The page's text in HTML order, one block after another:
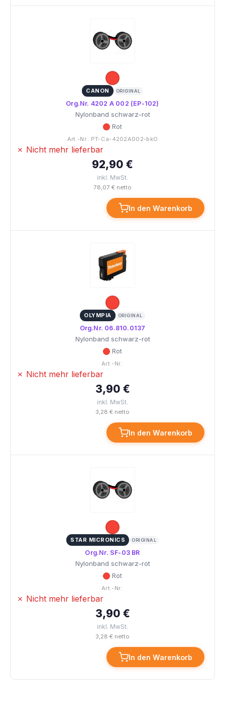
CANON ORIGINAL
Org.Nr. 4202 A 002 (EP-102)
Nylonband schwarz-rot
Rot
Art.-Nr.: PT-Ca-4202A002-bkO
✗ Nicht mehr lieferbar
92,90 €
inkl. MwSt.
78,07 € netto
In den Warenkorb
OLYMPIA ORIGINAL
Org.Nr. 06.810.0137
Nylonband schwarz-rot
Rot
Art.-Nr.:
✗ Nicht mehr lieferbar
3,90 €
inkl. MwSt.
3,28 € netto
In den Warenkorb
STAR MICRONICS ORIGINAL
Org.Nr. SF-03 BR
Nylonband schwarz-rot
Rot
Art.-Nr.:
✗ Nicht mehr lieferbar
3,90 €
inkl. MwSt.
3,28 € netto
In den Warenkorb